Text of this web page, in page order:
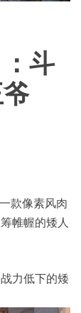
斗
款像素风肉
帷幄的矮人
力低下的矮